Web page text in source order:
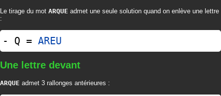
Le tirage du mot ARQUE admet une seule solution quand on enlève une lettre
:
- Q = AREU
Une lettre devant
ARQUE admet 3 rallonges antérieures :